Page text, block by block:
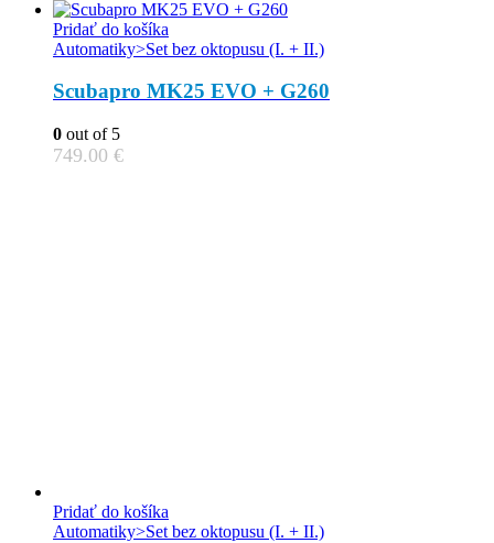
Pridať do košíka
Automatiky>Set bez oktopusu (I. + II.)
Scubapro MK25 EVO + G260
0 out of 5
749.00 €
Pridať do košíka
Automatiky>Set bez oktopusu (I. + II.)